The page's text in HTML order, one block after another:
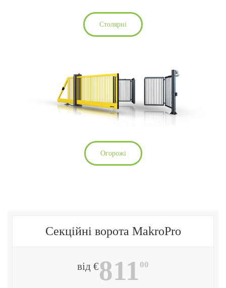
Столярні
Огорожі
Секційні ворота MakroPro
від €811 00